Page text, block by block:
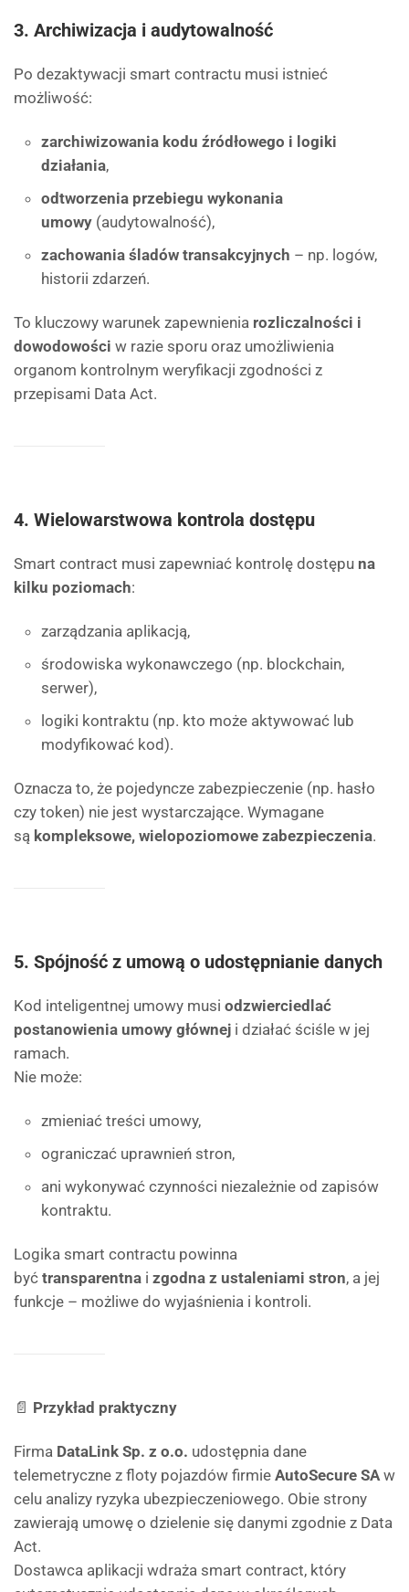
3. Archiwizacja i audytowalność
Po dezaktywacji smart contractu musi istnieć
możliwość:
zarchiwizowania kodu źródłowego i logiki
działania,
odtworzenia przebiegu wykonania
umowy (audytowalność),
zachowania śladów transakcyjnych – np. logów,
historii zdarzeń.
To kluczowy warunek zapewnienia rozliczalności i
dowodowości w razie sporu oraz umożliwienia
organom kontrolnym weryfikacji zgodności z
przepisami Data Act.
4. Wielowarstwowa kontrola dostępu
Smart contract musi zapewniać kontrolę dostępu na
kilku poziomach:
zarządzania aplikacją,
środowiska wykonawczego (np. blockchain,
serwer),
logiki kontraktu (np. kto może aktywować lub
modyfikować kod).
Oznacza to, że pojedyncze zabezpieczenie (np. hasło
czy token) nie jest wystarczające. Wymagane
są kompleksowe, wielopoziomowe zabezpieczenia.
5. Spójność z umową o udostępnianie danych
Kod inteligentnej umowy musi odzwierciedlać
postanowienia umowy głównej i działać ściśle w jej
ramach.
Nie może:
zmieniać treści umowy,
ograniczać uprawnień stron,
ani wykonywać czynności niezależnie od zapisów
kontraktu.
Logika smart contractu powinna
być transparentna i zgodna z ustaleniami stron, a jej
funkcje – możliwe do wyjaśnienia i kontroli.
📄 Przykład praktyczny
Firma DataLink Sp. z o.o. udostępnia dane
telemetryczne z floty pojazdów firmie AutoSecure SAw
celu analizy ryzyka ubezpieczeniowego. Obie strony
zawierają umowę o dzielenie się danymi zgodnie z Data
Act.
Dostawca aplikacji wdraża smart contract, który